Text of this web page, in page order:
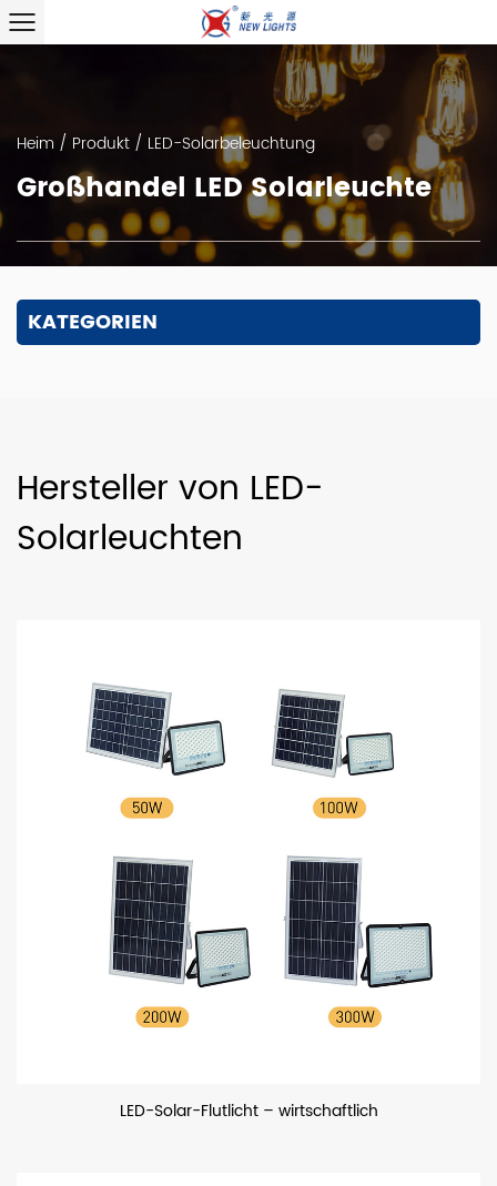
Heim / Produkt / LED-Solarbeleuchtung
Großhandel LED Solarleuchte
KATEGORIEN
Hersteller von LED-
Solarleuchten
LED-Solar-Flutlicht – wirtschaftlich